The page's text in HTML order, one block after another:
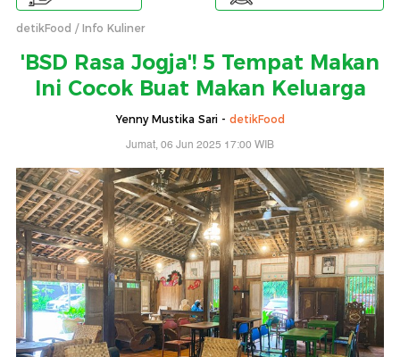
detikFood Info Kuliner
'BSD Rasa Jogja'! 5 Tempat Makan
Ini Cocok Buat Makan Keluarga
Yenny Mustika Sari - detikFood
Jumat, 06 Jun 2025 17:00 WIB